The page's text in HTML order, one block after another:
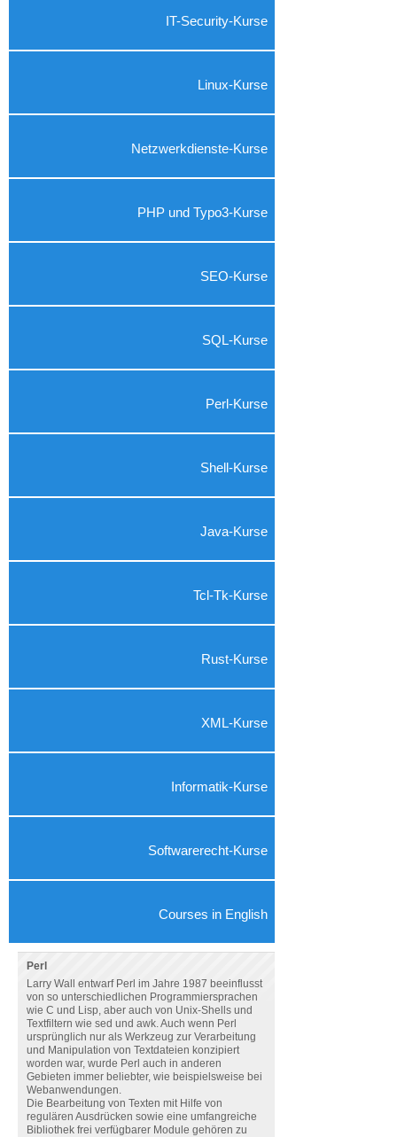
IT-Security-Kurse
Linux-Kurse
Netzwerkdienste-Kurse
PHP und Typo3-Kurse
SEO-Kurse
SQL-Kurse
Perl-Kurse
Shell-Kurse
Java-Kurse
Tcl-Tk-Kurse
Rust-Kurse
XML-Kurse
Informatik-Kurse
Softwarerecht-Kurse
Courses in English
Perl
Larry Wall entwarf Perl im Jahre 1987 beeinflusst
von so unterschiedlichen Programmiersprachen
wie C und Lisp, aber auch von Unix-Shells und
Textfiltern wie sed und awk. Auch wenn Perl
ursprünglich nur als Werkzeug zur Verarbeitung
und Manipulation von Textdateien konzipiert
worden war, wurde Perl auch in anderen
Gebieten immer beliebter, wie beispielsweise bei
Webanwendungen.
Die Bearbeitung von Texten mit Hilfe von
regulären Ausdrücken sowie eine umfangreiche
Bibliothek frei verfügbarer Module gehören zu